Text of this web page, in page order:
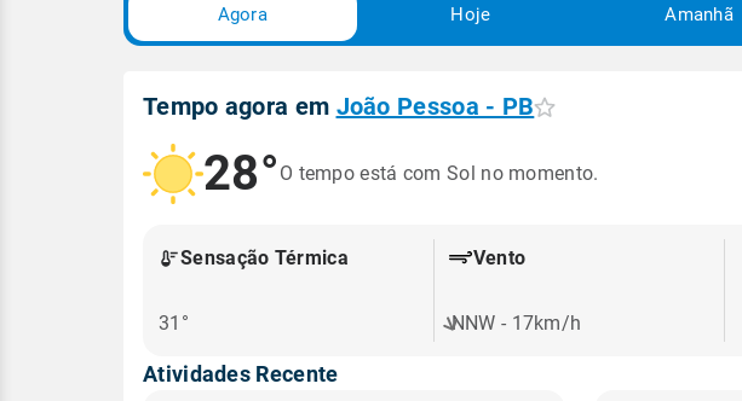
Agora Hoje Amanhã
Tempo agora em João Pessoa - PB
28° O tempo está com Sol no momento.
Sensação Térmica
31°
Vento
NNW - 17km/h
Atividades Recente